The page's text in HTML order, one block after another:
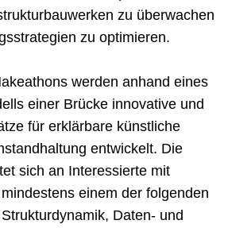
zu überwachen
zu optimieren.
werden anhand eines
einer Brücke innovative und
für erklärbare künstliche
entwickelt. Die
sich an Interessierte mit
einem der folgenden
Daten- und